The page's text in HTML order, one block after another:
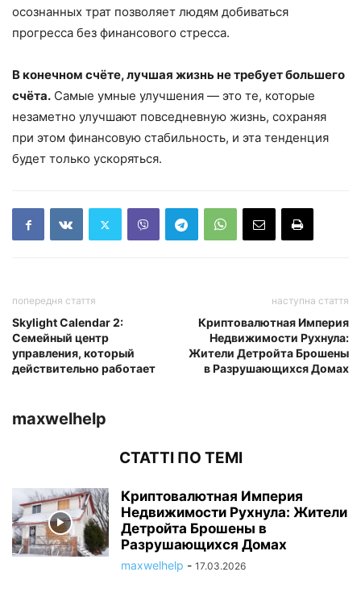
осознанных трат позволяет людям добиваться
прогресса без финансового стресса.
В конечном счёте, лучшая жизнь не требует большего
счёта. Самые умные улучшения — это те, которые
незаметно улучшают повседневную жизнь, сохраняя
при этом финансовую стабильность, и эта тенденция
будет только ускоряться.
попередня стаття
Skylight Calendar 2:
Семейный центр
управления, который
действительно работает
наступна стаття
Криптовалютная Империя
Недвижимости Рухнула:
Жители Детройта Брошены
в Разрушающихся Домах
maxwelhelp
СТАТТІ ПО ТЕМІ
Криптовалютная Империя
Недвижимости Рухнула: Жители
Детройта Брошены в
Разрушающихся Домах
maxwelhelp - 17.03.2026